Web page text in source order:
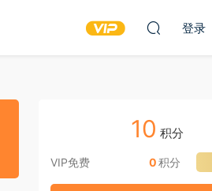
登录
10 积分
VIP免费 0积分